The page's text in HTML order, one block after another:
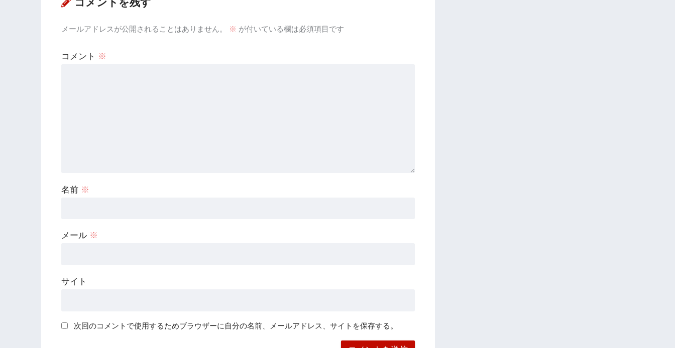
コメントを残す
メールアドレスが公開されることはありません。 ※ が付いている欄は必須項目です
コメント ※
名前 ※
メール ※
サイト
次回のコメントで使用するためブラウザーに自分の名前、メールアドレス、サイトを保存する。